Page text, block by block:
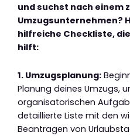
und suchst nach einem
Umzugsunternehmen?
hilfreiche Checkliste,
hilft:
1. Umzugsplanung:
Planung deines Umzugs,
organisatorischen
detaillierte Liste mit den
Beantragen von